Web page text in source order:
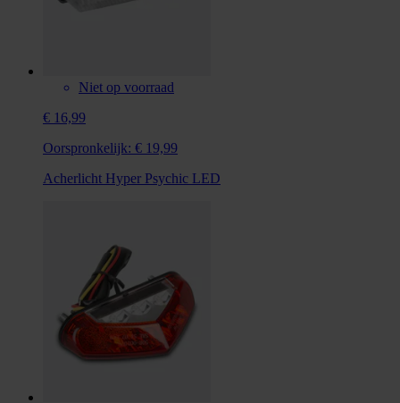
Niet op voorraad
€ 16,99
Oorspronkelijk: € 19,99
Acherlicht Hyper Psychic LED